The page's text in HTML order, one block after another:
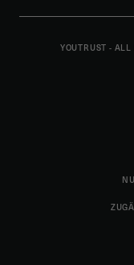
YOUTRUST - ALL